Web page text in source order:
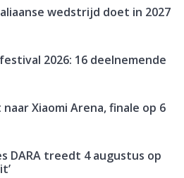
wedstrijd doet in 2027
2026: 16 deelnemende
naar Xiaomi Arena, finale op 6
DARA treedt 4 augustus op